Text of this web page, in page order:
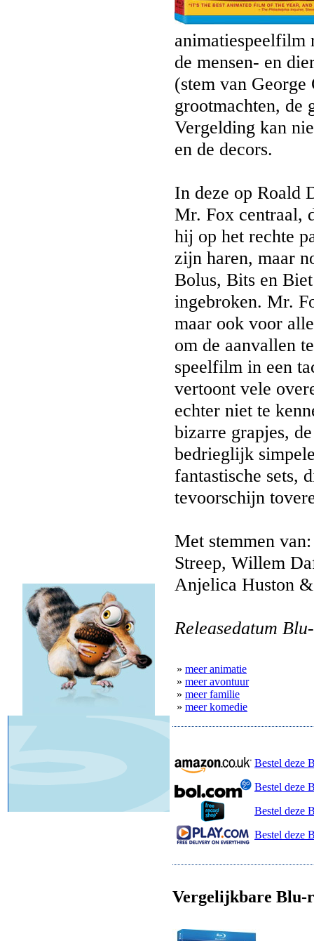
animatiespeelfilm
de mensen- en
(stem van
grootmachten, de
Vergelding kan
en de decors.
In deze op Roald
Mr. Fox centraal,
hij op het rechte
zijn haren, maar
Bolus, Bits en
ingebroken. Mr.
maar ook voor
om de aanvallen
speelfilm in een
vertoont vele
echter niet te
bizarre grapjes,
bedrieglijk
fantastische sets,
tevoorschijn
Met stemmen
Streep, Willem
Anjelica Huston
Releasedatum
» meer animatie
» meer avontuur
» meer familie
» meer komedie
Bestel deze
Bestel deze
Bestel deze
Bestel deze
Vergelijkbare Blu-